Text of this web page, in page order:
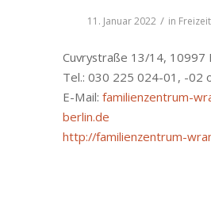
11. Januar 2022 / in Freizeit
Cuvrystraße 13/14, 10997
Tel.: 030 225 024-01, -02
E-Mail: familienzentrum-
berlin.de
http://familienzentrum-